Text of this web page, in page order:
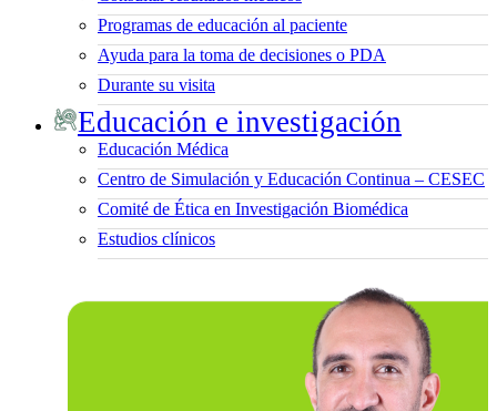
Programas de educación al paciente
Ayuda para la toma de decisiones o PDA
Durante su visita
Educación e investigación
Educación Médica
Centro de Simulación y Educación Continua – CESEC
Comité de Ética en Investigación Biomédica
Estudios clínicos